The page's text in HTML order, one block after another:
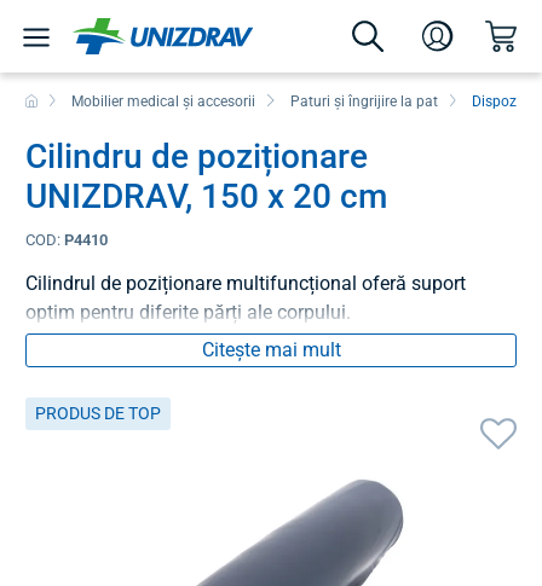
Mobilier medical și accesorii Paturi și îngrijire la pat
Cilindru de poziționare
UNIZDRAV, 150 x 20 cm
COD: P4410
Cilindrul de poziționare multifuncțional oferă suport
optim pentru diferite părți ale corpului.
Citește mai mult
PRODUS DE TOP